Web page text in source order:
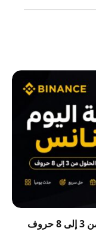
كلمة اليوم بينانس: جميع الحلول المحدثة من 3 إلى 8 حروف